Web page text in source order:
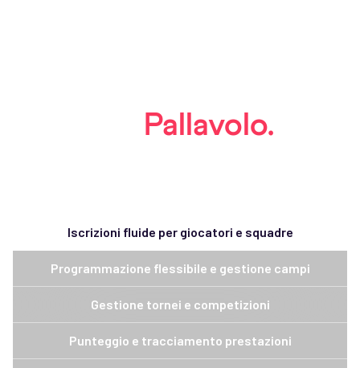
Pallavolo.
Iscrizioni fluide per giocatori e squadre
Programmazione flessibile e gestione campi
Gestione tornei e competizioni
Punteggio e tracciamento prestazioni